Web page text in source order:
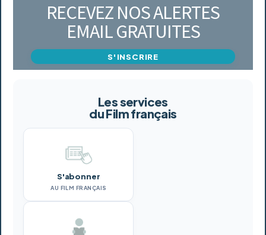
RECEVEZ NOS ALERTES
EMAIL GRATUITES
S'INSCRIRE
Les services
du Film français
S'abonner
AU FILM FRANÇAIS